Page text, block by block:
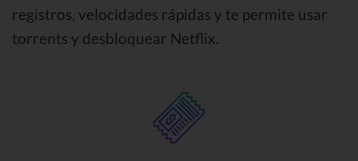
registros, velocidades rápidas y te permite usar
torrents y desbloquear Netflix.